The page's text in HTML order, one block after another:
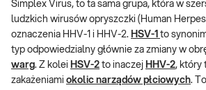
Simplex Virus, to ta sama grupa, która w
ludzkich wirusów opryszczki (Human
oznaczenia HHV-1 i HHV-2. HSV-1 to
typ odpowiedzialny głównie za zmiany w
warg. Z kolei HSV-2 to inaczej HHV-2, który
zakażeniami okolic narządów płciowych.